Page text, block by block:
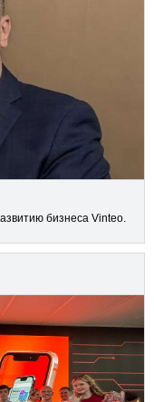
бизнеса Vinteo.